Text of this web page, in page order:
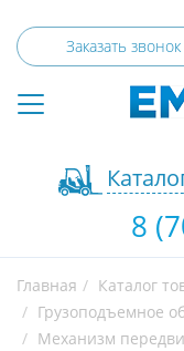
Заказать звонок
8
Главная
Каталог
Грузоподъемное
Механизм